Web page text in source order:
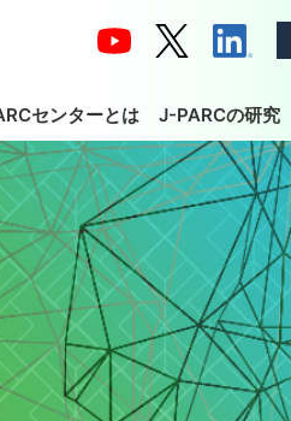
センターとは J-PARCの研究